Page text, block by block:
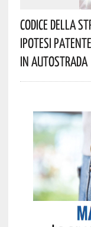
Codice Della
Ipotesi
In Autostrada